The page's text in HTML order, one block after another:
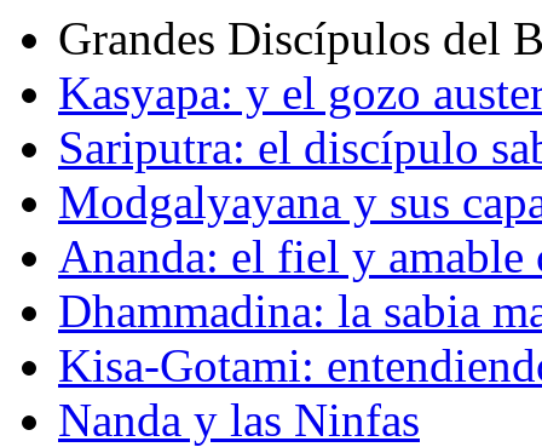
Grandes Discípulos del
Kasyapa: y el gozo
Sariputra: el discípulo
Modgalyayana y sus
Ananda: el fiel y amable
Dhammadina: la sabia
Kisa-Gotami:
Nanda y las Ninfas